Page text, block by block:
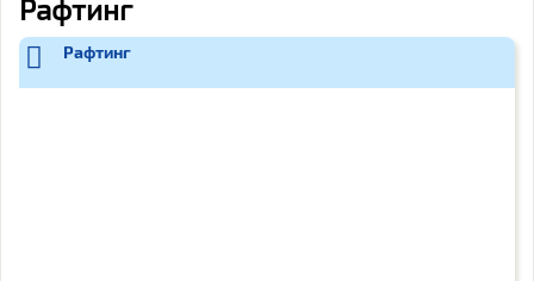
Рафтинг
Рафтинг